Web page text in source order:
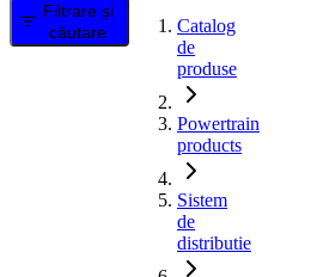
Filtrare și
căutare
Catalog
de
produse
Powertrain
products
Sistem
de
distributie